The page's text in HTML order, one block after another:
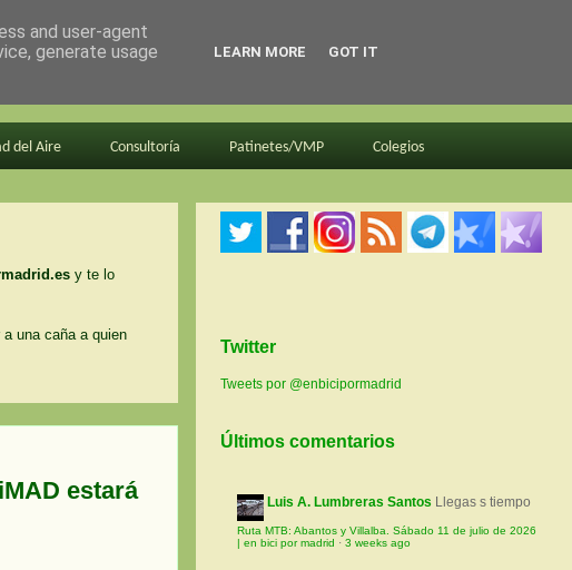
del Aire Consultoría Patinetes/VMP Colegios
y te lo
una caña a quien
estará
Twitter
Tweets por @enbicipormadrid
Últimos comentarios
Luis A. Lumbreras Santos Llegas s tiempo
Ruta MTB: Abantos y Villalba. Sábado 11 de julio de 2026
| en bici por madrid · 3 weeks ago
and user-agent
generate usage
LEARN MORE GOT IT